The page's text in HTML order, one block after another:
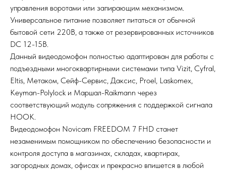
управления воротами или запирающим механизмом.
Универсальное питание позволяет питаться от обычной
бытовой сети 220В, а также от резервированных источников
DC 12-15В.
Данный видеодомофон полностью адаптирован для работы с
подъездными многоквартирными системами типа Vizit, Cyfral,
Eltis, Метаком, Сейф-Сервис, Даксис, Proel, Laskomex,
Keyman-Polylock и Маршал-Raikmann через
соответствующий модуль сопряжения с поддержкой сигнала
HOOK.
Видеодомофон Novicam FREEDOM 7 FHD станет
незаменимым помощником по обеспечению безопасности и
контроля доступа в магазинах, складах, квартирах,
загородных домах, офисах и прекрасно впишется в любой